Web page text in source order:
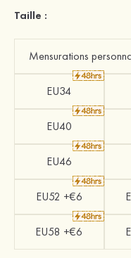
Taille :
Mensurations
EU34
EU40
EU46
EU52 +€6
EU58 +€6